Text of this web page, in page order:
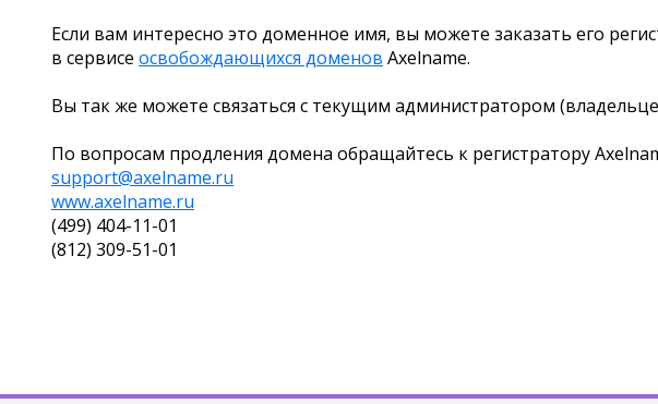
Если вам интересно это доменное имя, вы можете заказать его
в сервисе освобождающихся доменов Axelname.
Вы так же можете связаться с текущим администратором
По вопросам продления домена обращайтесь к регистратору
support@axelname.ru
www.axelname.ru
(499) 404-11-01
(812) 309-51-01